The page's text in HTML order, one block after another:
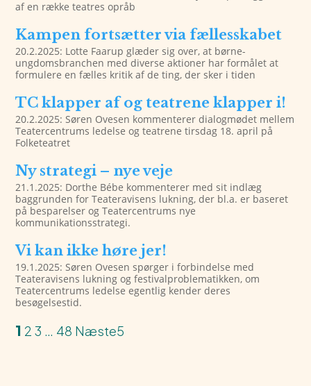
af en række teatres opråb
Kampen fortsætter via fællesskabet
20.2.2025: Lotte Faarup glæder sig over, at børne-
ungdomsbranchen med diverse aktioner har formålet at
formulere en fælles kritik af de ting, der sker i tiden
TC klapper af og teatrene klapper i!
20.2.2025: Søren Ovesen kommenterer dialogmødet mellem
Teatercentrums ledelse og teatrene tirsdag 18. april på
Folketeatret
Ny strategi – nye veje
21.1.2025: Dorthe Bébe kommenterer med sit indlæg
baggrunden for Teateravisens lukning, der bl.a. er baseret
på besparelser og Teatercentrums nye
kommunikationsstrategi.
Vi kan ikke høre jer!
19.1.2025: Søren Ovesen spørger i forbindelse med
Teateravisens lukning og festivalproblematikken, om
Teatercentrums ledelse egentlig kender deres
besøgelsestid.
1 2 3 … 48 Næste